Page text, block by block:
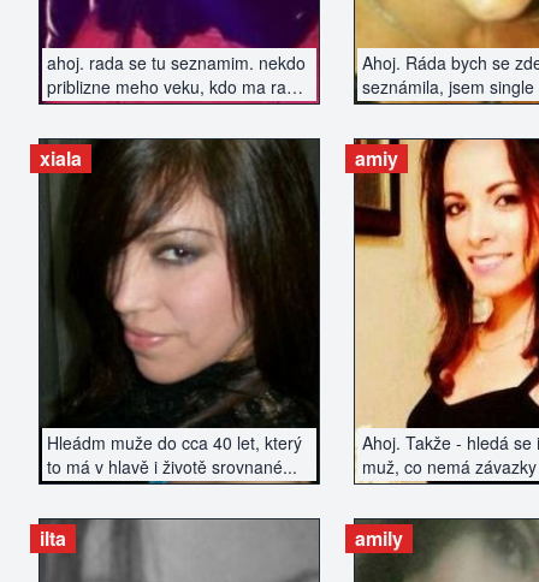
ahoj. rada se tu seznamim. nekdo
priblizne meho veku, kdo ma rad
dobrou zabavu a neni uplnej
nesportovec..
Ahoj. Ráda bych se
seznámila, jsem single
začít se zas s někým
Hleádm muže do cca 40 let, který
to má v hlavě i životě srovnané...
xiala
ZOBRAZIT INZERÁT
Ahoj. Takže - hledá se
muž, co nemá
vztah...
amiy
ZOBRAZIT
ilta amily